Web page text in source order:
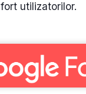
utilizatorilor.